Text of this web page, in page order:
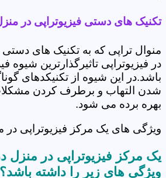
تکنیک های دستی فیزیوتراپی در
منوال تراپی که به تکنیک های
در فیزیوتراپی تاثیرگذارترین شیوه
باشد.در این شیوه از تکنیکدهای
شدن التهاب و برطرف کردن
بهره برده می شود.
ویژگی های یک مرکز فیزیوتراپی
یک مرکز فیزیوتراپی در منزل
ویژگی های زیر را داشته باشد؟